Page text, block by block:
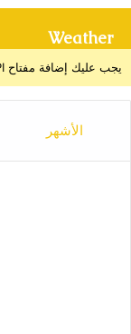
Weather
يجب عليك إضافة مفتاح API للطقس من خلال صفحة إعدادات القالب > الدمج
الأشهر